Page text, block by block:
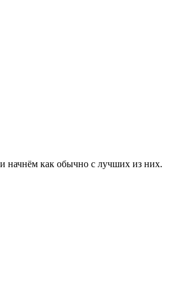
как обычно с лучших из них.